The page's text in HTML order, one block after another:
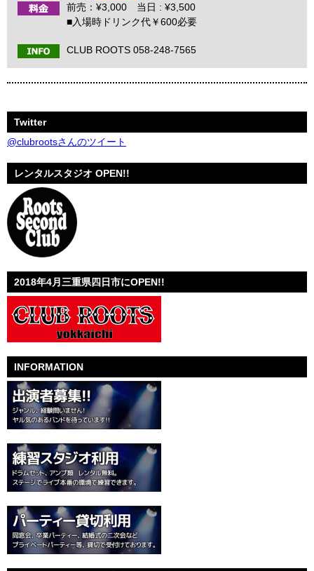
前売：¥3,000 当日 : ¥3,500
■入場時ドリンク代￥600必要
CLUB ROOTS 058-248-7565
Twitter
@clubrootsさんのツイート
レンタルスタジオ OPEN!!
2018年4月三重県四日市にOPEN!!
INFORMATION